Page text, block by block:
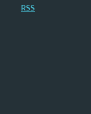
RSS